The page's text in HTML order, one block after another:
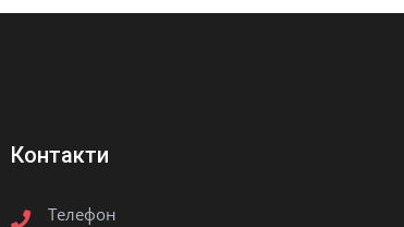
Контакти
Телефон